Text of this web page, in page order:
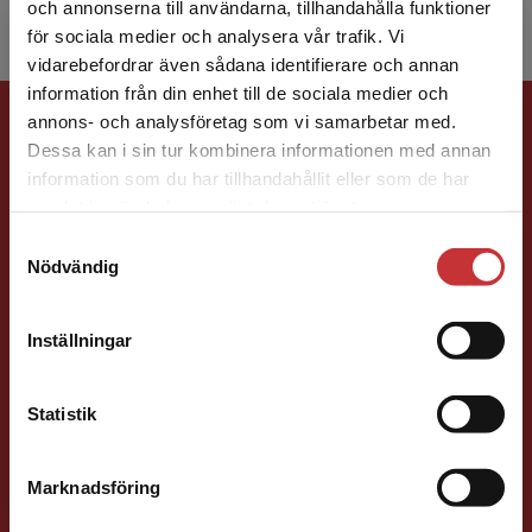
och annonserna till användarna, tillhandahålla funktioner
för sociala medier och analysera vår trafik. Vi
vidarebefordrar även sådana identifierare och annan
information från din enhet till de sociala medier och
annons- och analysföretag som vi samarbetar med.
Dessa kan i sin tur kombinera informationen med annan
information som du har tillhandahållit eller som de har
Nödvändig
Inställningar
Statistik
Marknadsföring
Begränsad fraktregion
Det verkar som att du besöker
studentlitteratur.se via en enhet utanför Sverige.
Vi erbjuder inte leveranser utanför Sverige. För
att kunna slutföra ett köp måste
Förlagskontakt
Samhällsvetenskap och humaniora, Språk